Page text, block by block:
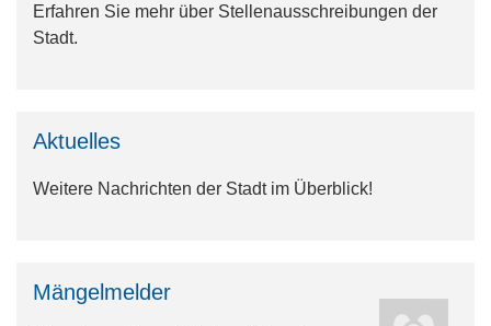
Erfahren Sie mehr über Stellenausschreibungen der
Stadt.
Aktuelles
Weitere Nachrichten der Stadt im Überblick!
Mängelmelder